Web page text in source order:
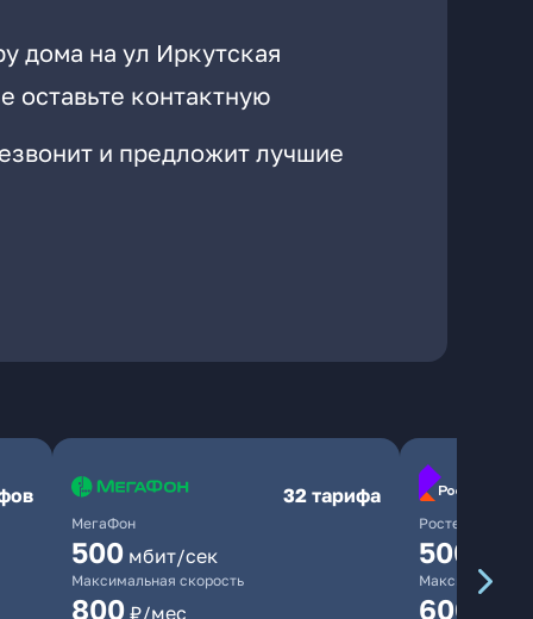
дома на ул Иркутская
оставьте контактную
и предложит лучшие
МегаФон
32 тарифа
500 мбит/сек
Максимальная скорость
800 ₽/мес
Ростелеком
500
Максимальная
600